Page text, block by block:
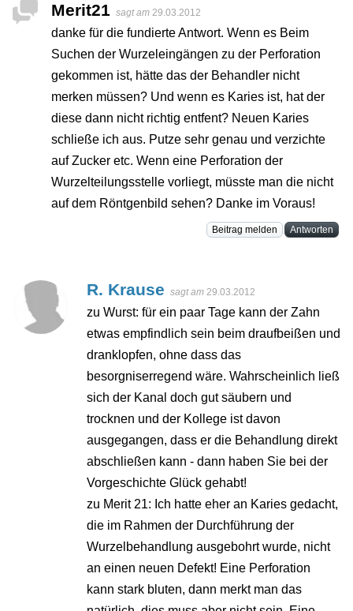
Merit21 sagt am 29.03.2012
danke für die fundierte Antwort. Wenn es Beim
Suchen der Wurzeleingängen zu der Perforation
gekommen ist, hätte das der Behandler nicht
merken müssen? Und wenn es Karies ist, hat der
diese dann nicht richtig entfent? Neuen Karies
schließe ich aus. Putze sehr genau und verzichte
auf Zucker etc. Wenn eine Perforation der
Wurzelteilungsstelle vorliegt, müsste man die nicht
auf dem Röntgenbild sehen? Danke im Voraus!
Beitrag melden Antworten
R. Krause sagt am 29.03.2012
zu Wurst: für ein paar Tage kann der Zahn
etwas empfindlich sein beim draufbeißen und
dranklopfen, ohne dass das
besorgniserregend wäre. Wahrscheinlich ließ
sich der Kanal doch gut säubern und
trocknen und der Kollege ist davon
ausgegangen, dass er die Behandlung direkt
abschließen kann - dann haben Sie bei der
Vorgeschichte Glück gehabt!
zu Merit 21: Ich hatte eher an Karies gedacht,
die im Rahmen der Durchführung der
Wurzelbehandlung ausgebohrt wurde, nicht
an einen neuen Defekt! Eine Perforation
kann stark bluten, dann merkt man das